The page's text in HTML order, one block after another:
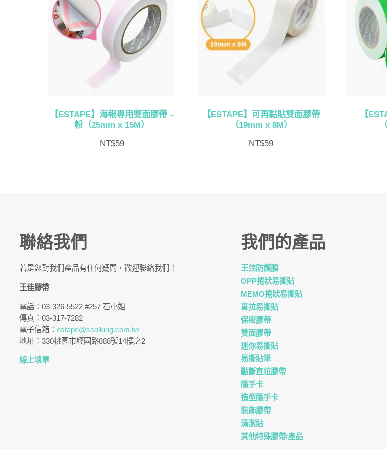
【ESTAPE】海報專用雙面膠帶 –
粉（25mm x 15M）
NT$59
【ESTAPE】可再黏貼雙面膠帶
（19mm x 8M）
NT$59
【
聯絡我們
若是您對我們產品有任何疑問，歡迎聯絡我們！
王佳膠帶
電話：03-326-5522 #257 石小姐
傳真：03-317-7282
電子信箱：estape@sealking.com.tw
地址：330桃園市經國路888號14樓之2
線上填單
我們的產品
王佳防護膜
OPP捲狀易撕貼
MEMO捲狀易撕貼
直拉易撕貼
保密膠帶
雙面膠帶
迷你易撕貼
易撕貼筆
點斷直拉膠帶
隨手卡
造型隨手卡
裝飾膠帶
清潔貼
其他特殊膠帶/產品